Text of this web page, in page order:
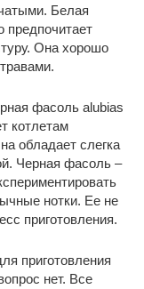
Белая
предпочитает
Она хорошо
фасоль alubias
котлетам
обладает слегка
Черная фасоль –
нотки. Ее не
приготовления.
приготовления
нет. Все